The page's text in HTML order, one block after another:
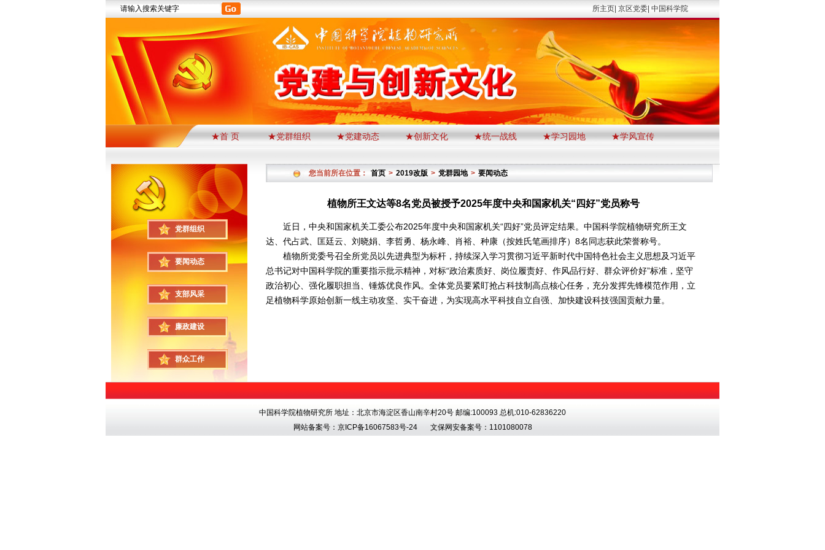
所主页| 京区党委| 中国科学院
★首 页 ★党群组织 ★党建动态 ★创新文化 ★统一战线 ★学习园地 ★学风宣传
党群组织
要闻动态
支部风采
廉政建设
群众工作
您当前所在位置： 首页 > 2019改版 > 党群园地 > 要闻动态
植物所王文达等8名党员被授予2025年度中央和国家机关“四好”党员称号
近日，中央和国家机关工委公布2025年度中央和国家机关“四好”党员评定结果。中国科学院植物研究所王文
达、代占武、匡廷云、刘晓娟、李哲勇、杨永峰、肖裕、种康（按姓氏笔画排序）8名同志获此荣誉称号。
植物所党委号召全所党员以先进典型为标杆，持续深入学习贯彻习近平新时代中国特色社会主义思想及习近平
总书记对中国科学院的重要指示批示精神，对标“政治素质好、岗位履责好、作风品行好、群众评价好”标准，坚守
政治初心、强化履职担当、锤炼优良作风。全体党员要紧盯抢占科技制高点核心任务，充分发挥先锋模范作用，立
足植物科学原始创新一线主动攻坚、实干奋进，为实现高水平科技自立自强、加快建设科技强国贡献力量。
中国科学院植物研究所 地址：北京市海淀区香山南辛村20号 邮编:100093 总机:010-62836220
网站备案号： 京ICP备16067583号-24文保网安备案号：1101080078